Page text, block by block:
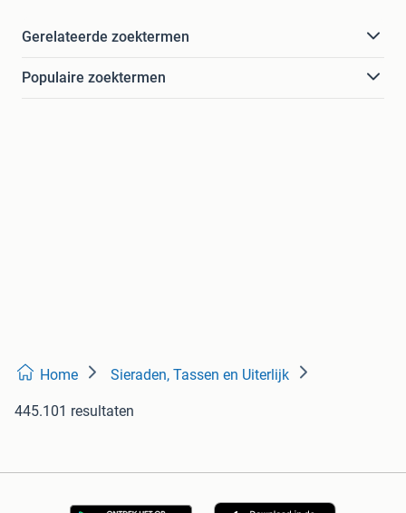
Gerelateerde zoektermen
Populaire zoektermen
Home Sieraden, Tassen en Uiterlijk
445.101 resultaten